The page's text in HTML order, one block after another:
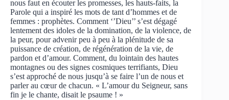
nous faut en écouter les promesses, les hauts-faits, la
Parole qui a inspiré les mots de tant d’hommes et de
femmes : prophètes. Comment ‘’Dieu’’ s’est dégagé
lentement des idoles de la domination, de la violence, de
la peur, pour advenir peu à peu à la plénitude de sa
puissance de création, de régénération de la vie, de
pardon et d’amour. Comment, du lointain des hautes
montagnes ou des signes cosmiques terrifiants, Dieu
s’est approché de nous jusqu’à se faire l’un de nous et
parler au cœur de chacun. « L’amour du Seigneur, sans
fin je le chante, disait le psaume ! »